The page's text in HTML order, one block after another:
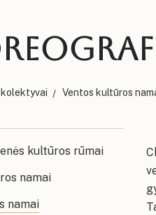
kolektyvai Ventos kultūros
kultūros rūmai
namai
namai